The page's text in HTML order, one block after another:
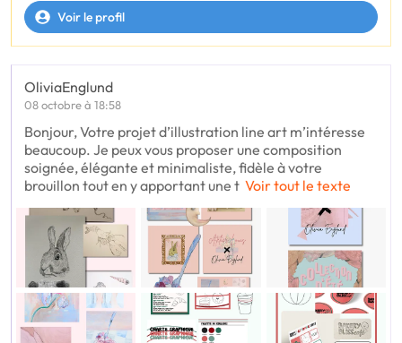
Voir le profil
OliviaEnglund
08 octobre à 18:58
Bonjour, Votre projet d’illustration line art m’intéresse
beaucoup. Je peux vous proposer une composition
soignée, élégante et minimaliste, fidèle à votre
brouillon tout en y apportant une t Voir tout le texte